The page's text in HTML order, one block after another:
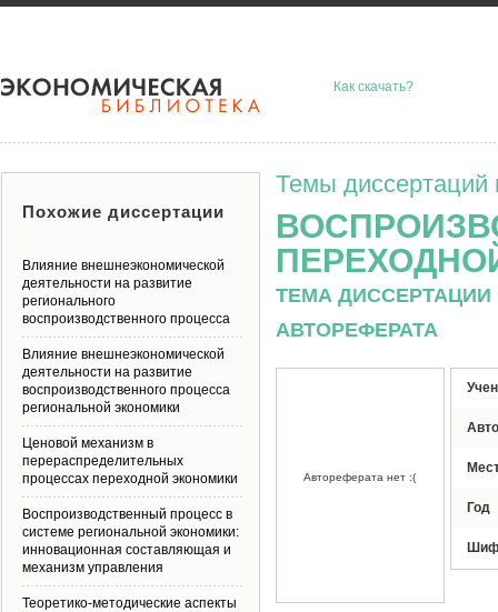
Как скачать?
Темы диссертаций
ТЕМА
АВТОРЕФЕРАТА
Автореферата нет :(
Год
Похожие диссертации
Влияние внешнеэкономической
деятельности на развитие
регионального
воспроизводственного процесса
Влияние внешнеэкономической
деятельности на развитие
воспроизводственного процесса
региональной экономики
Ценовой механизм в
перераспределительных
процессах переходной экономики
Воспроизводственный процесс в
системе региональной экономики:
инновационная составляющая и
механизм управления
Теоретико-методические аспекты